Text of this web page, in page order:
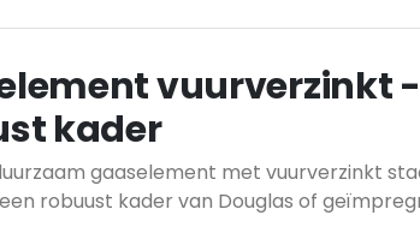
vuurverzinkt -
kader
gaaselement met vuurverzinkt
robuust kader van Douglas of